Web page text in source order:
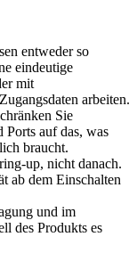
entweder so
eindeutige
mit
arbeiten.
Sie
Ports auf das, was
braucht.
up, nicht danach.
ab dem Einschalten
und im
des Produkts es